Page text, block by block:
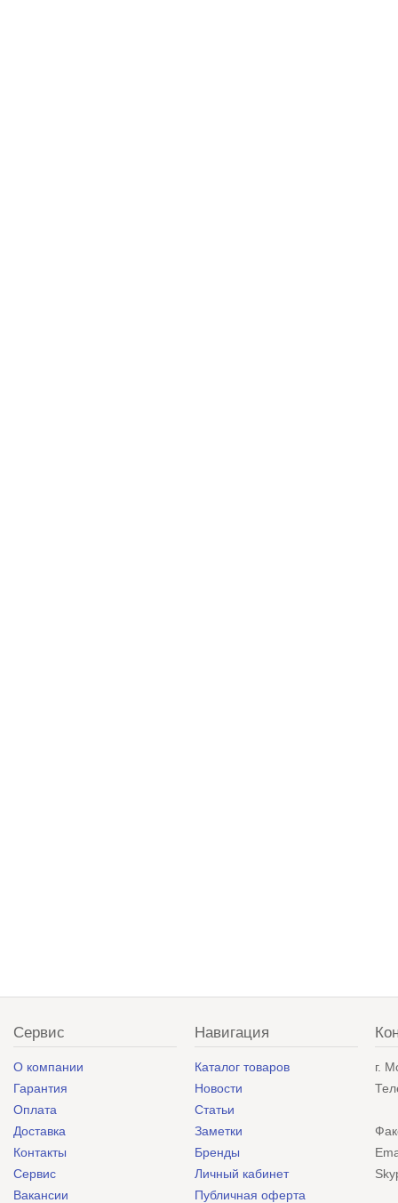
Сервис
О компании
Гарантия
Оплата
Доставка
Контакты
Сервис
Вакансии
Навигация
Каталог товаров
Новости
Статьи
Заметки
Бренды
Личный кабинет
Публичная оферта
г.